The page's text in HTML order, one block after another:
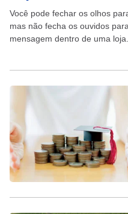
Você pode fechar os olhos
mas não fecha os ouvidos
mensagem dentro de uma